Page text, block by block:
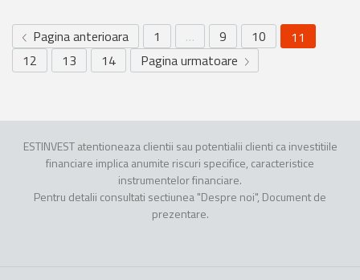
Pagina anterioara 1 … 9 10
11
12
13 14 Pagina urmatoare
ESTINVEST atentioneaza clientii sau potentialii clienti ca investitiile
financiare implica anumite riscuri specifice, caracteristice
instrumentelor financiare.
Pentru detalii consultati sectiunea "Despre noi", Document de
prezentare.